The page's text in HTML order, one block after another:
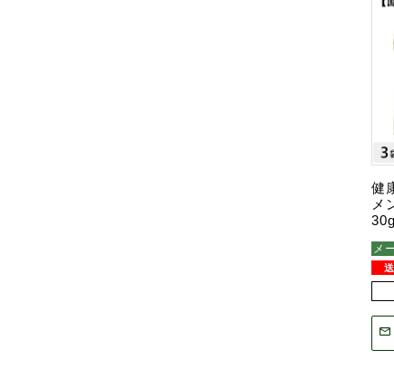
健
メ
メ